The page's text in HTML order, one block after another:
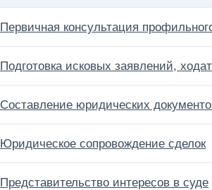
Первичная консультация
Подготовка исковых заявлений,
Составление юридических
Юридическое сопровождение сделок
Представительство интересов в суде